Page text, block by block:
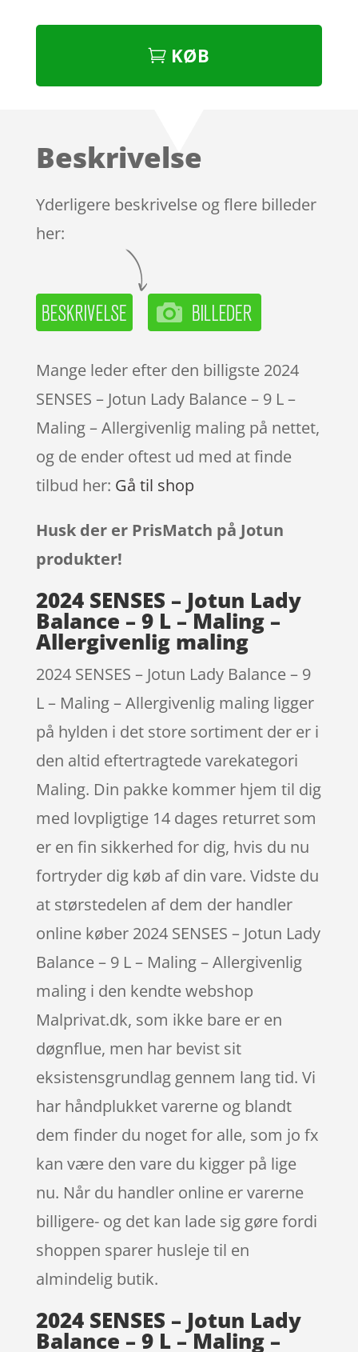
KØB
Beskrivelse
Yderligere beskrivelse og flere billeder
her:
Mange leder efter den billigste 2024
SENSES – Jotun Lady Balance – 9 L –
Maling – Allergivenlig maling på nettet,
og de ender oftest ud med at finde
tilbud her: Gå til shop
Husk der er PrisMatch på Jotun
produkter!
2024 SENSES – Jotun Lady
Balance – 9 L – Maling –
Allergivenlig maling
2024 SENSES – Jotun Lady Balance – 9
L – Maling – Allergivenlig maling ligger
på hylden i det store sortiment der er i
den altid eftertragtede varekategori
Maling. Din pakke kommer hjem til dig
med lovpligtige 14 dages returret som
er en fin sikkerhed for dig, hvis du nu
fortryder dig køb af din vare. Vidste du
at størstedelen af dem der handler
online køber 2024 SENSES – Jotun Lady
Balance – 9 L – Maling – Allergivenlig
maling i den kendte webshop
Malprivat.dk, som ikke bare er en
døgnflue, men har bevist sit
eksistensgrundlag gennem lang tid. Vi
har håndplukket varerne og blandt
dem finder du noget for alle, som jo fx
kan være den vare du kigger på lige
nu. Når du handler online er varerne
billigere- og det kan lade sig gøre fordi
shoppen sparer husleje til en
almindelig butik.
2024 SENSES – Jotun Lady
Balance – 9 L – Maling –